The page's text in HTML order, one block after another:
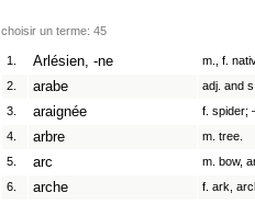
choisir un terme: 45
1. Arlésien, -ne
m., f.
2.
arabe
adj. and
3.
araignée
f. spider;
4.
arbre
m. tree.
5.
arc
m. bow,
6.
arche
f. ark,